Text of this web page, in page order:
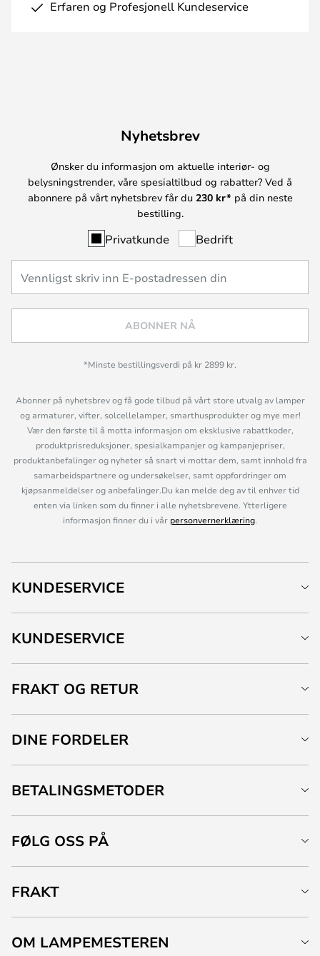
Erfaren og Profesjonell Kundeservice
Nyhetsbrev
Ønsker du informasjon om aktuelle interiør- og
belysningstrender, våre spesialtilbud og rabatter? Ved å
abonnere på vårt nyhetsbrev får du 230 kr* på din neste
bestilling.
Privatkunde Bedrift
ABONNER NÅ
*Minste bestillingsverdi på kr 2899 kr.
Abonner på nyhetsbrev og få gode tilbud på vårt store utvalg av lamper
og armaturer, vifter, solcellelamper, smarthusprodukter og mye mer!
Vær den første til å motta informasjon om eksklusive rabattkoder,
produktprisreduksjoner, spesialkampanjer og kampanjepriser,
produktanbefalinger og nyheter så snart vi mottar dem, samt innhold fra
samarbeidspartnere og undersøkelser, samt oppfordringer om
kjøpsanmeldelser og anbefalinger.Du kan melde deg av til enhver tid
enten via linken som du finner i alle nyhetsbrevene. Ytterligere
informasjon finner du i vår personvernerklæring.
KUNDESERVICE
KUNDESERVICE
FRAKT OG RETUR
DINE FORDELER
BETALINGSMETODER
FØLG OSS PÅ
FRAKT
OM LAMPEMESTEREN